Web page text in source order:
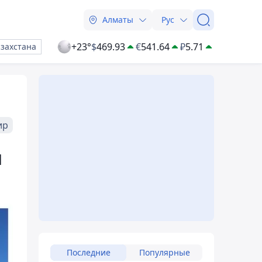
Алматы Рус
+23°$469.93 €541.64 ₽5.71
Последние Популярные